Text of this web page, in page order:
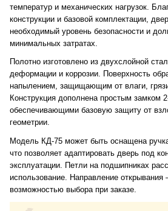
температур и механических нагрузок.
конструкции и базовой комплектации,
необходимый уровень безопасности и
минимальных затратах.
Полотно изготовлено из двухслойной
деформации и коррозии. Поверхность
напылением, защищающим от влаги,
Конструкция дополнена простым замком
обеспечивающими базовую защиту от
геометрии.
Модель КД-75 может быть оснащена
что позволяет адаптировать дверь под
эксплуатации. Петли на подшипниках
использование. Направление открывания
возможностью выбора при заказе.